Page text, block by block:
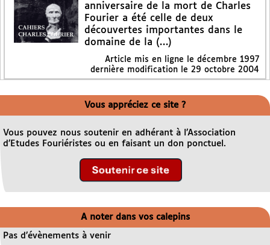
anniversaire de la mort de Charles
Fourier a été celle de deux
découvertes importantes dans le
domaine de la (…)
Article mis en ligne le décembre 1997
dernière modification le 29 octobre 2004
Vous appréciez ce site ?
Vous pouvez nous soutenir en adhérant à l’Association
d’Etudes Fouriéristes ou en faisant un don ponctuel.
A noter dans vos calepins
Pas d’évènements à venir